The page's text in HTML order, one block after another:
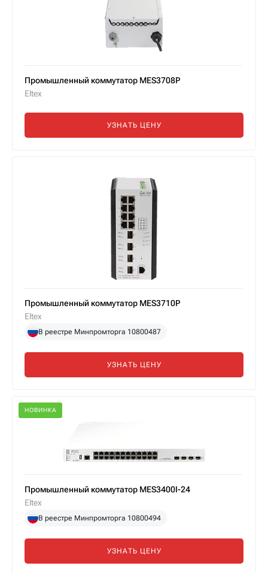
Промышленный коммутатор MES3708P
Eltex
УЗНАТЬ ЦЕНУ
Промышленный коммутатор MES3710P
Eltex
В реестре Минпромторга 10800487
УЗНАТЬ ЦЕНУ
НОВИНКА
Промышленный коммутатор MES3400I-24
Eltex
В реестре Минпромторга 10800494
УЗНАТЬ ЦЕНУ